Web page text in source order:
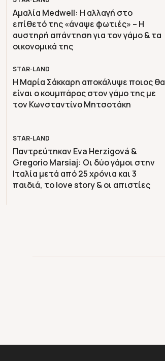
Αμαλία Medwell: Η αλλαγή στο
επίθετό της «άναψε φωτιές» – Η
αυστηρή απάντηση για τον γάμο & τα
οικονομικά της
STAR-LAND
Η Μαρία Σάκκαρη αποκάλυψε ποιος θα
είναι ο κουμπάρος στον γάμο της με
τον Κωνσταντίνο Μητσοτάκη
STAR-LAND
Παντρεύτηκαν Eva Herzigová &
Gregorio Marsiaj: Οι δύο γάμοι στην
Ιταλία μετά από 25 χρόνια και 3
παιδιά, το love story & οι απιστίες